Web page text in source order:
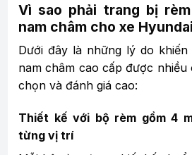
Vì sao phải trang bị
nam châm cho xe
Dưới đây là những lý do
nam châm cao cấp được
chọn và đánh giá cao:
Thiết kế với bộ rèm gồm 4
từng vị trí